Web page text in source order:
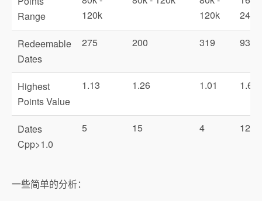
Range
120k
120k
240k
Redeemable
Dates
275 200 319 93
Highest
Points Value
1.13 1.26 1.01 1.67
Dates
Cpp>1.0
5 15 4 12
一些简单的分析：